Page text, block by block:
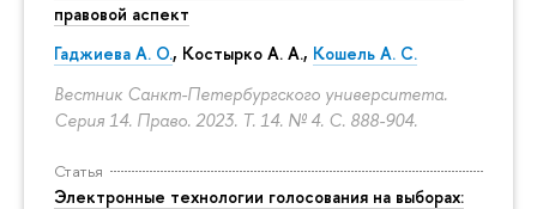
правовой аспект
Гаджиева А. О., Костырко А. А., Кошель А. С.
Вестник Санкт-Петербургского университета.
Серия 14. Право. 2023. Т. 14. № 4. С. 888-904.
Статья
Электронные технологии голосования на выборах: